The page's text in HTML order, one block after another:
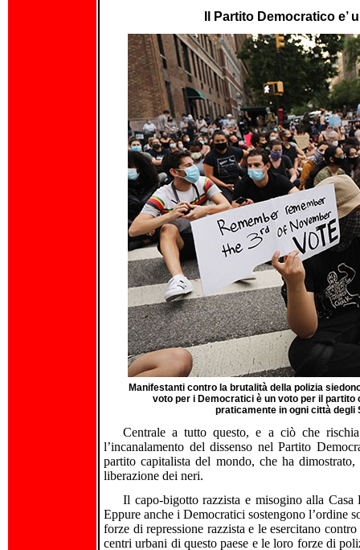
Il Partito Democratico
Manifestanti contro la brutalità della polizia
voto per i Democratici è un voto per il
praticamente in ogni città degli
Centrale a tutto questo, e a ciò che
l’incanalamento del dissenso nel Partito
partito capitalista del mondo, che ha
liberazione dei neri.
Il capo-bigotto razzista e misogino alla Casa
Eppure anche i Democratici sostengono l’ordine
forze di repressione razzista e le esercitano
centri urbani di questo paese e le loro forze di